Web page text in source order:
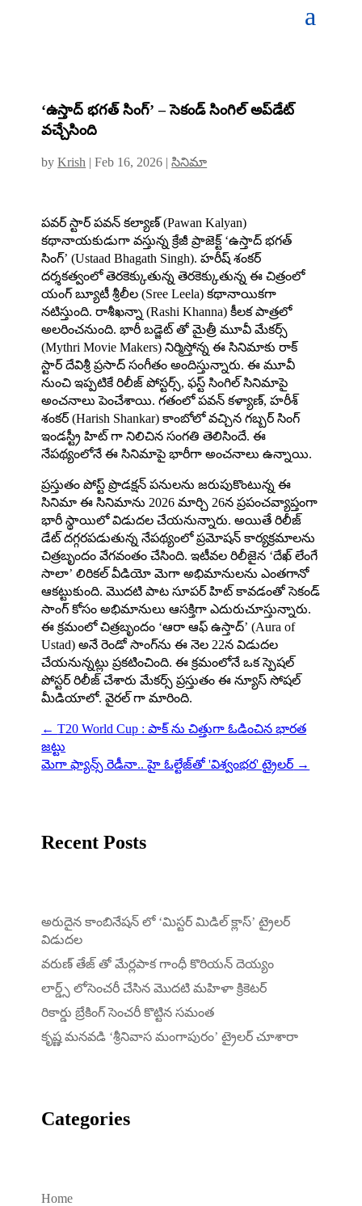
‘ఉస్తాద్‌ భగత్‌ సింగ్’ – సెకండ్ సింగిల్ అప్‌డేట్
వచ్చేసింది
byKrish |Feb 16, 2026 |సినిమా
పవర్ స్టార్ పవన్ కల్యాణ్‌ (Pawan Kalyan)
కథానాయకుడుగా వస్తున్న క్రేజీ ప్రాజెక్ట్ ‘ఉస్తాద్‌ భగత్‌
సింగ్’ (Ustaad Bhagath Singh). హరీష్‌ శంకర్‌
దర్శకత్వంలో తెరకెక్కుతున్న తెరకెక్కుతున్న ఈ చిత్రంలో
యంగ్ బ్యూటీ శ్రీలీల (Sree Leela) కథానాయికగా
నటిస్తుంది. రాశీఖన్నా (Rashi Khanna) కీలక పాత్రలో
అలరించనుంది. భారీ బడ్జెట్ తో మైత్రీ మూవీ మేకర్స్‌
(Mythri Movie Makers) నిర్మిస్తోన్న ఈ సినిమాకు రాక్
స్టార్ దేవిశ్రీ ప్రసాద్ సంగీతం అందిస్తున్నారు. ఈ మూవీ
నుంచి ఇప్పటికే రిలీజ్ పోస్టర్స్, ఫస్ట్‌ సింగిల్‌ సినిమాపై
అంచనాలు పెంచేశాయి. గతంలో పవన్ కళ్యాణ్, హరీశ్
శంకర్ (Harish Shankar) కాంబోలో వచ్చిన గబ్బర్ సింగ్
ఇండస్ట్రీ హిట్ గా నిలిచిన సంగతి తెలిసిందే. ఈ
నేపథ్యంలోనే ఈ సినిమాపై భారీగా అంచనాలు ఉన్నాయి.
ప్రస్తుతం పోస్ట్ ప్రొడక్షన్ పనులను జరుపుకొంటున్న ఈ
సినిమా ఈ సినిమాను 2026 మార్చి 26న ప్రపంచవ్యాప్తంగా
భారీ స్థాయిలో విడుదల చేయనున్నారు. అయితే రిలీజ్
డేట్ దగ్గరపడుతున్న నేపథ్యంలో ప్రమోషన్ కార్యక్రమాలను
చిత్రబృందం వేగవంతం చేసింది. ఇటీవల రిలీజైన ‘దేఖ్ లేంగే
సాలా’ లిరికల్ వీడియో మెగా అభిమానులను ఎంతగానో
ఆకట్టుకుంది. మొదటి పాట సూపర్ హిట్ కావడంతో సెకండ్
సాంగ్ కోసం అభిమానులు ఆసక్తిగా ఎదురుచూస్తున్నారు.
ఈ క్రమంలో చిత్రబృందం ‘ఆరా ఆఫ్ ఉస్తాద్’ (Aura of
Ustad) అనే రెండో సాంగ్‌ను ఈ నెల 22న విడుదల
చేయనున్నట్లు ప్రకటించింది. ఈ క్రమంలోనే ఒక స్పెషల్
పోస్టర్ రిలీజ్ చేశారు మేకర్స్ ప్రస్తుతం ఈ న్యూస్ సోషల్
మీడియాలో. వైరల్ గా మారింది.
←T20 World Cup : పాక్ ను చిత్తుగా ఓడించిన భారత
జట్టు
మెగా ఫ్యాన్స్ రెడీనా.. హై ఓల్టేజ్‌తో 'విశ్వంభర' ట్రైలర్ →
Recent Posts
అరుదైన కాంబినేషన్ లో ‘మిస్టర్ మిడిల్ క్లాస్’ ట్రైలర్
విడుదల
వరుణ్ తేజ్ తో మేర్లపాక గాంధీ కొరియన్ దెయ్యం
లార్డ్స్ లోసెంచరీ చేసిన మొదటి మహిళా క్రికెటర్
రికార్డు బ్రేకింగ్ సెంచరీ కొట్టిన సమంత
కృష్ణ మనవడి ‘శ్రీనివాస మంగాపురం’ ట్రైలర్ చూశారా
Categories
Home